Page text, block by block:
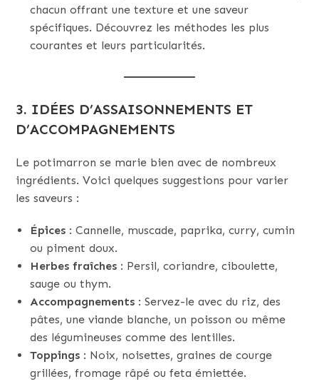
chacun offrant une texture et une saveur
spécifiques. Découvrez les méthodes les plus
courantes et leurs particularités.
3. IDÉES D’ASSAISONNEMENTS ET
D’ACCOMPAGNEMENTS
Le potimarron se marie bien avec de nombreux
ingrédients. Voici quelques suggestions pour varier
les saveurs :
Épices : Cannelle, muscade, paprika, curry, cumin
ou piment doux.
Herbes fraîches : Persil, coriandre, ciboulette,
sauge ou thym.
Accompagnements : Servez-le avec du riz, des
pâtes, une viande blanche, un poisson ou même
des légumineuses comme des lentilles.
Toppings : Noix, noisettes, graines de courge
grillées, fromage râpé ou feta émiettée.